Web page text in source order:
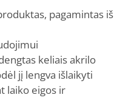
pagamintas iš
keliais akrilo
jį lengva išlaikyti
laiko eigos ir